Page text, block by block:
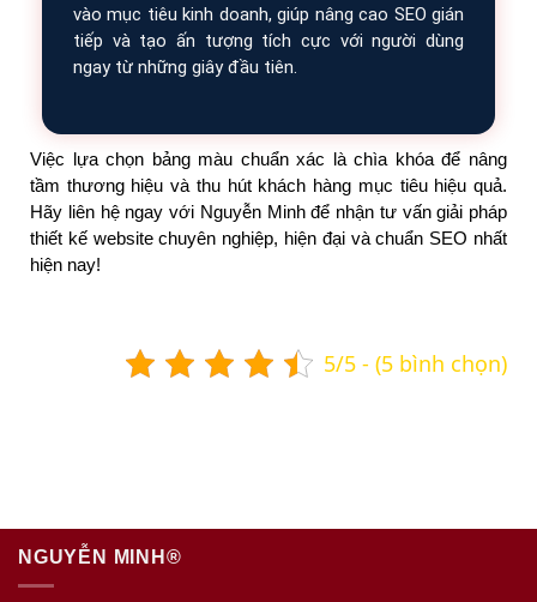
vào mục tiêu kinh doanh, giúp nâng cao SEO gián
tiếp và tạo ấn tượng tích cực với người dùng
ngay từ những giây đầu tiên.
Việc lựa chọn bảng màu chuẩn xác là chìa khóa để nâng
tầm thương hiệu và thu hút khách hàng mục tiêu hiệu quả.
Hãy liên hệ ngay với Nguyễn Minh để nhận tư vấn giải pháp
thiết kế website chuyên nghiệp, hiện đại và chuẩn SEO nhất
hiện nay!
5/5 - (5 bình chọn)
NGUYỄN MINH®